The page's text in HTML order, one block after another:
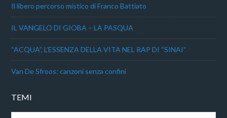
Il libero percorso mistico di Franco Battiato
IL VANGELO DI GIOBA – LA PASQUA
“ACQUA”, L’ESSENZA DELLA VITA NEL RAP DI “SINAI”
Van De Sfroos: canzoni senza confini
TEMI